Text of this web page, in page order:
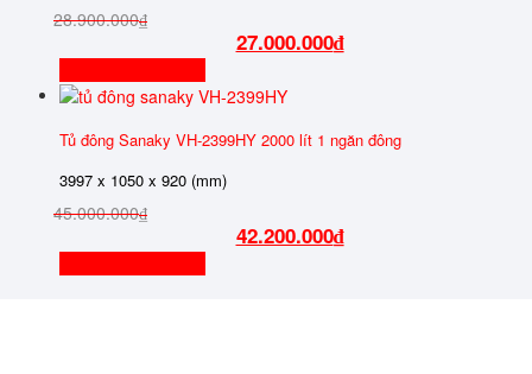
28.900.000₫
27.000.000₫
Tủ đông Sanaky VH-2399HY 2000 lít 1 ngăn đông
3997 x 1050 x 920 (mm)
45.000.000₫
42.200.000₫